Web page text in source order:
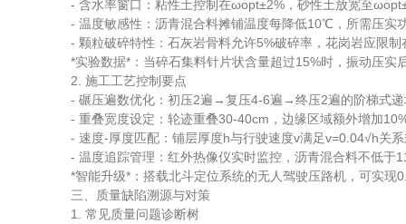
- 含水率窗口：粘性土控制在ωopt±2%，砂性土放宽至
- 温度敏感性：沥青混合料摊铺温度每降低10℃，所需压实
- 颗粒破碎特性：石灰岩骨料允许5%破碎率，花岗岩应限制
*实验数据*：当碎石集料针片状含量超过15%时，振动压实
2. 施工工艺控制要点
- 碾压遍数优化：初压2遍→复压4-6遍→终压2遍的阶梯式递
- 重叠宽度设定：轮迹重叠30-40cm，边缘区域额外增加
- 速度-厚度匹配：铺层厚度h与行驶速度v满足v=0.04√h关系
- 温度追踪管理：红外热像仪实时监控，沥青混合料不低于
*智能升级*：搭载北斗定位系统的无人驾驶压路机，可实现
三、质量缺陷溯源与对策
1. 常见质量问题诊断树